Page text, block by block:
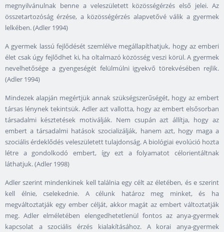
megnyilvánulnak benne a veleszületett közösségérzés első jelei. Az
összetartozóság érzése, a közösségérzés alapvetővé válik a gyermek
lelkében. (Adler 1994)
A gyermek lassú fejlődését szemlélve megállapíthatjuk, hogy az emberi
élet csak úgy fejlődhet ki, ha oltalmazó közösség veszi körül. A gyermek
nevelhetősége a gyengeségét felülmúlni igyekvő törekvésében rejlik.
(Adler 1994)
Mindezek alapján megértjük annak szükségszerűségét, hogy az embert
társas lénynek tekintsük. Adler azt vallotta, hogy az embert elsősorban
társadalmi késztetések motiválják. Nem csupán azt állítja, hogy az
embert a társadalmi hatások szocializálják, hanem azt, hogy maga a
szociális érdeklődés veleszületett tulajdonság. A biológiai evolúció hozta
létre a gondolkodó embert, így ezt a folyamatot célorientáltnak
láthatjuk. (Adler 1998)
Adler szerint mindenkinek kell találnia egy célt az életében, és e szerint
kell élnie, cselekednie. A célunk határoz meg minket, és ha
megváltoztatják egy ember célját, akkor magát az embert változtatják
meg. Adler elméletében elengedhetetlenül fontos az anya-gyermek
kapcsolat a szociális érzés kialakításához. A korai anya-gyermek